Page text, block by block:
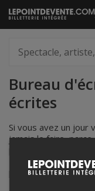
Passer
au
artiste,
lieu...
Bureau
écrites
Si vous avez un jour
jamais le faire,
Marie Olivierou
pour vous.